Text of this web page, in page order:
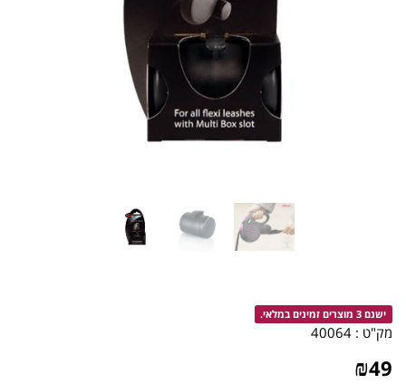
ישנם 3 מוצרים זמינים במלאי.
מק"ט : 40064
₪49